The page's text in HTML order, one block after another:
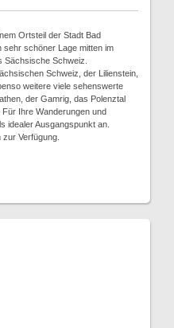
Ortsteil der Stadt Bad
sehr schöner Lage mitten im
Sächsische Schweiz.
Schweiz, der Lilienstein,
weitere viele sehenswerte
der Gamrig, das Polenztal
Ihre Wanderungen und
idealer Ausgangspunkt an.
Verfügung.